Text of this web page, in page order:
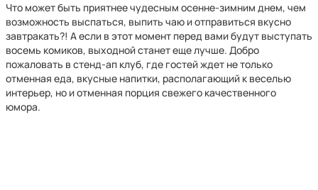
Что может быть приятнее чудесным осенне-зимним днем, чем
возможность выспаться, выпить чаю и отправиться вкусно
завтракать?! А если в этот момент перед вами будут выступать
восемь комиков, выходной станет еще лучше. Добро
пожаловать в стенд-ап клуб, где гостей ждет не только
отменная еда, вкусные напитки, располагающий к веселью
интерьер, но и отменная порция свежего качественного
юмора.